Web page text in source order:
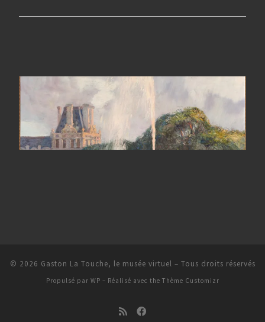
© 2026 Gaston La Touche, le musée virtuel – Tous droits réservés
Propulsé par WP – Réalisé avec the Thème Customizr